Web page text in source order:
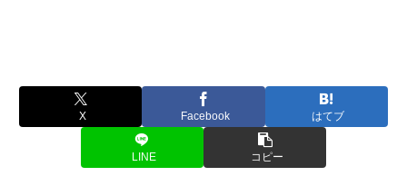
X Facebook はてブ
LINE コピー